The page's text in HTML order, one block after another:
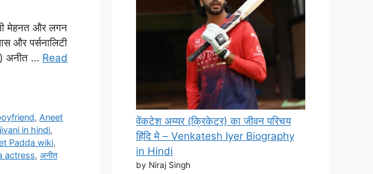
मेहनत और लगन
और पर्सनालिटी
अनीत … Read
, Aneet
in hindi,
Padda wiki,
actress, अनीत
वेंकटेश अय्यर (क्रिकेटर) का जीवन परिचय
हिंदि मे – Venkatesh Iyer Biography
in Hindi
by Niraj Singh